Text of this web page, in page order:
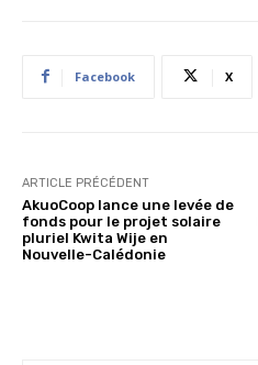
Facebook X
ARTICLE PRÉCÉDENT
AkuoCoop lance une levée de
fonds pour le projet solaire
pluriel Kwita Wije en
Nouvelle-Calédonie